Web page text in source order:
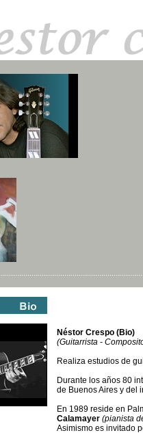
Néstor Crespo (Bio)
(Guitarrista -
Realiza estudios de
Durante los años 80
de Buenos Aires y del
En 1989 reside en
Calamayer (pianista
Asimismo es invitado